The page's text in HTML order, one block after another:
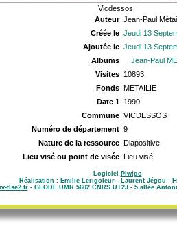
Vicdessos
Auteur Jean-Paul
Créée le Jeudi 13
Ajoutée le Jeudi 13
Albums
Jean-Paul
Visites 10893
Fonds METAILIE
Date 1 1990
Commune VICDESSOS
Numéro de département 9
Nature de la ressource Diapositive
Lieu visé ou point de visée Lieu visé
- Logiciel
Piwigo
Réalisation : Emilie Lerigoleur - Laurent Jégou -
tlse2.fr- GEODE UMR 5602 CNRS UT2J - 5 allée